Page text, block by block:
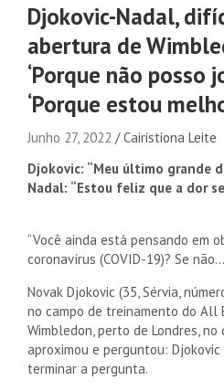
Djokovic-Nadal,
abertura de
‘Porque não posso
‘Porque estou
Junho 27, 2022
Cairistiona Leite
Djokovic: “Meu último grande
Nadal: “Estou feliz que a dor
“Você ainda está pensando em
coronavírus (COVID-19)? Se
Novak Djokovic (35, Sérvia,
no campo de treinamento do All
Wimbledon, perto de Londres,
aproximou e perguntou: Djokovic
terminar a pergunta.